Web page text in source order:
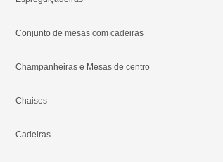
Conjunto de mesas com cadeiras
Champanheiras e Mesas de centro
Chaises
Cadeiras